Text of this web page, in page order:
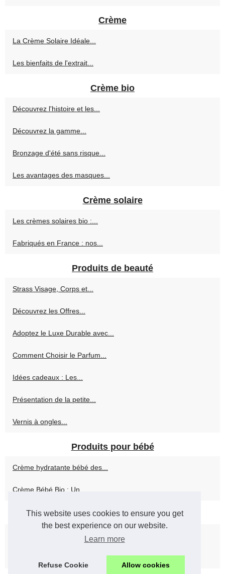
This website uses cookies to ensure you get
the best experience on our website.
Learn more
Refuse Cookie Allow cookies
Crème
La Crème Solaire Idéale...
Les bienfaits de l'extrait...
Crème bio
Découvrez l'histoire et les...
Découvrez la gamme...
Bronzage d'été sans risque...
Les avantages des masques...
Crème solaire
Les crèmes solaires bio :...
Fabriqués en France : nos...
Produits de beauté
Strass Visage, Corps et...
Découvrez les Offres...
Adoptez le Luxe Durable avec...
Comment Choisir le Parfum...
Idées cadeaux : Les...
Présentation de la petite...
Vernis à ongles...
Produits pour bébé
Crème hydratante bébé des...
Crème Bébé Bio : Un...
Se maquiller
Fonds de teint professionnels...